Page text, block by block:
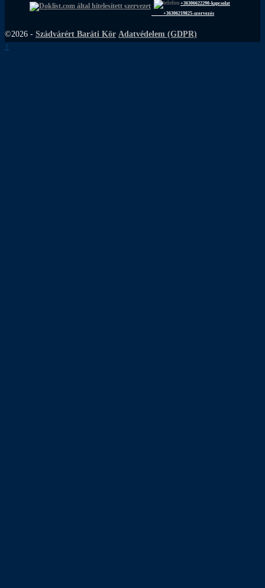
+36306622290-kapcsolat
+36306219825-szervezés
©2026 - Szádvárért Baráti Kör Adatvédelem (GDPR)
↑